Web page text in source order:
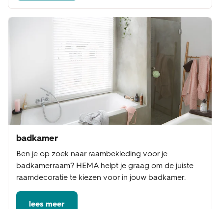
badkamer
Ben je op zoek naar raambekleding voor je
badkamerraam? HEMA helpt je graag om de juiste
raamdecoratie te kiezen voor in jouw badkamer.
lees meer